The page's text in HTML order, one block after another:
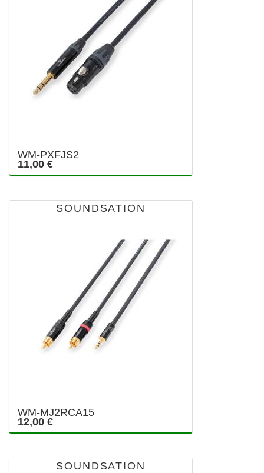
WM-PXFJS2
11,00 €
SOUNDSATION
WM-MJ2RCA15
12,00 €
SOUNDSATION